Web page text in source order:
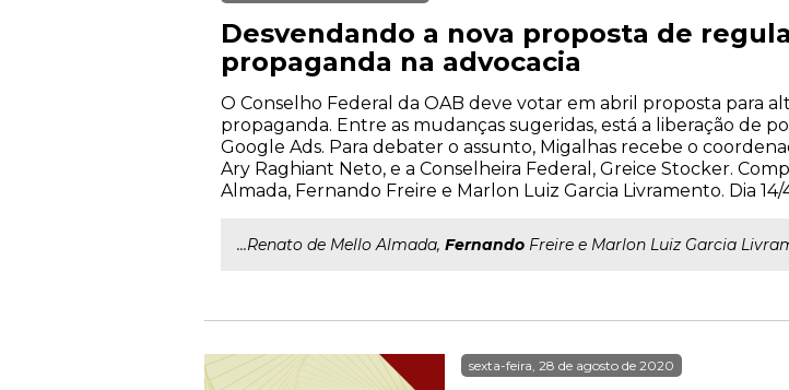
Desvendando a nova proposta de
propaganda na advocacia
O Conselho Federal da OAB deve votar em abril proposta para
propaganda. Entre as mudanças sugeridas, está a liberação de
Google Ads. Para debater o assunto, Migalhas recebe o
Ary Raghiant Neto, e a Conselheira Federal, Greice Stocker.
Almada, Fernando Freire e Marlon Luiz Garcia Livramento. Dia 14/
...Renato de Mello Almada, Fernando Freire e Marlon Luiz Garcia
sexta-feira, 28 de agosto de 2020